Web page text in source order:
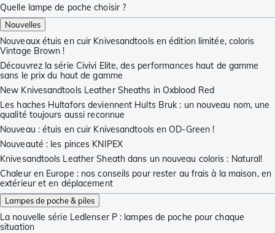
Quelle lampe de poche choisir ?
Nouvelles
Nouveaux étuis en cuir Knivesandtools en édition limitée, coloris
Vintage Brown !
Découvrez la série Civivi Elite, des performances haut de gamme
sans le prix du haut de gamme
New Knivesandtools Leather Sheaths in Oxblood Red
Les haches Hultafors deviennent Hults Bruk : un nouveau nom, une
qualité toujours aussi reconnue
Nouveau : étuis en cuir Knivesandtools en OD-Green !
Nouveauté : les pinces KNIPEX
Knivesandtools Leather Sheath dans un nouveau coloris : Natural!
Chaleur en Europe : nos conseils pour rester au frais à la maison, en
extérieur et en déplacement
Lampes de poche & piles
La nouvelle série Ledlenser P : lampes de poche pour chaque
situation